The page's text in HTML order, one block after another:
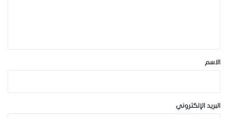
*الاسم
البريد الإلكتروني